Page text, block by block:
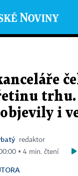
trhu.
objevily i
redaktor
▪ 4 min. čtení